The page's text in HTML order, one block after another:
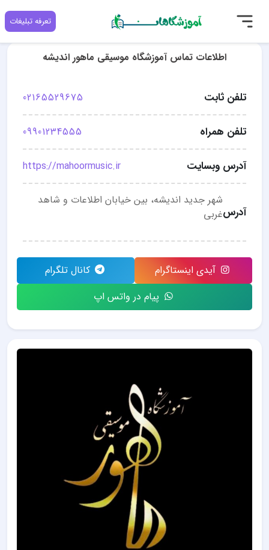
تعرفه تبلیغات
اطلاعات تماس آموزشگاه موسیقی ماهور اندیشه
تلفن ثابت 02165529675
تلفن همراه 09901234555
آدرس وبسایت https://mahoormusic.ir
آدرس
شهر جدید اندیشه، بین خیابان اطلاعات و شاهد
غربی
آیدی اینستاگرام
کانال تلگرام
پیام در واتس اپ